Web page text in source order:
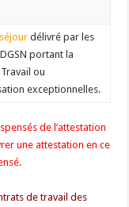
séjourdélivré par les
portant la
ou
exceptionnelles.
de l’attestation
une attestation en ce
de travail des